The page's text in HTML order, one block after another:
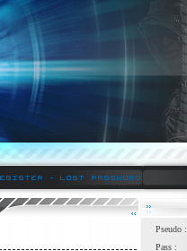
Pseudo :
Pass :